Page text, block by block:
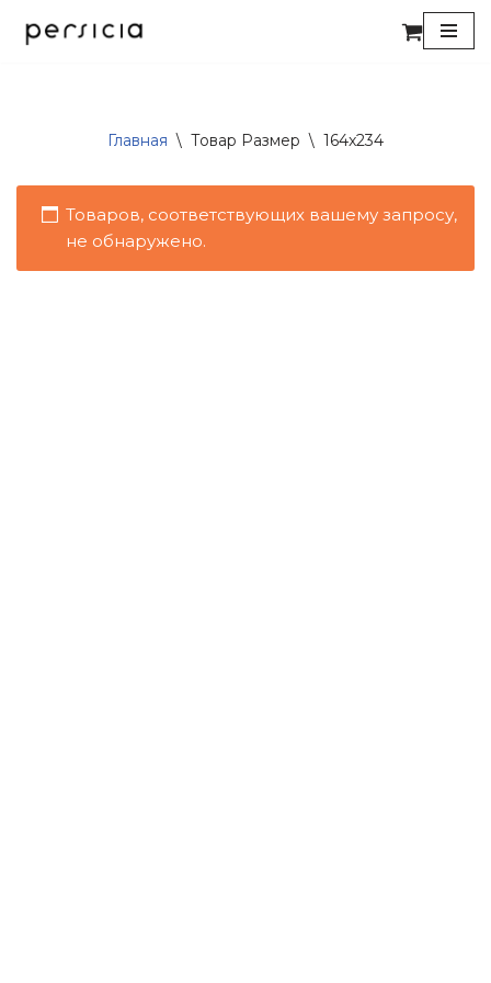
Главная \ Товар Размер \ 164x234
Товаров, соответствующих вашему запросу,
не обнаружено.